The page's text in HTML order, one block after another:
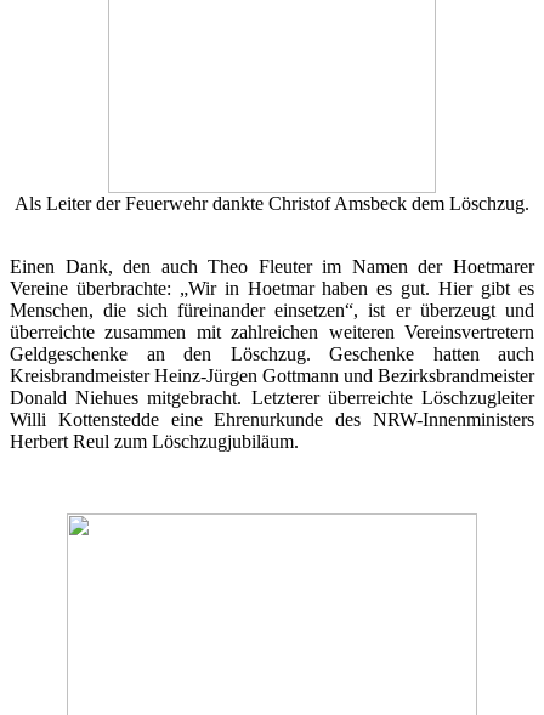
Als Leiter der Feuerwehr dankte Christof Amsbeck dem Löschzug.
Einen Dank, den auch Theo Fleuter im Namen der Hoetmarer
Vereine überbrachte: „Wir in Hoetmar haben es gut. Hier gibt es
Menschen, die sich füreinander einsetzen“, ist er überzeugt und
überreichte zusammen mit zahlreichen weiteren Vereinsvertretern
Geldgeschenke an den Löschzug. Geschenke hatten auch
Kreisbrandmeister Heinz-Jürgen Gottmann und Bezirksbrandmeister
Donald Niehues mitgebracht. Letzterer überreichte Löschzugleiter
Willi Kottenstedde eine Ehrenurkunde des NRW-Innenministers
Herbert Reul zum Löschzugjubiläum.